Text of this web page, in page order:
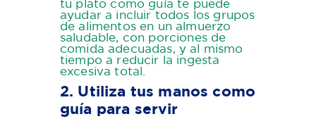
tu plato como guía te puede
ayudar a incluir todos los grupos
de alimentos en un almuerzo
saludable, con porciones de
comida adecuadas, y al mismo
tiempo a reducir la ingesta
excesiva total.
2. Utiliza tus manos como
guía para servir